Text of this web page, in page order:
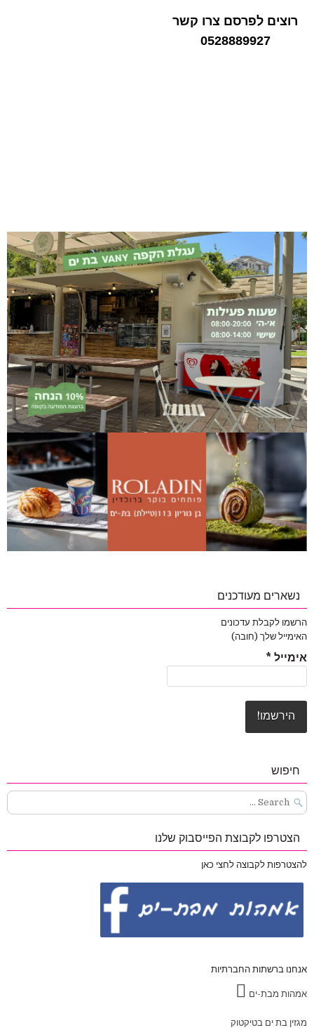
רוצים לפרסם צרו קשר
0528889927
נשארים מעודכנים
הרשמו לקבלת עדכונים
האימייל שלך (חובה)
אימייל *
חיפוש
Search
for:
הצטרפו לקבוצת הפייסבוק שלנו
להצטרפות לקבוצה לחצי כאן
אנחנו ברשתות החברתיות
אמהות מבת-ים
מגזין בת ים בטיקטוק